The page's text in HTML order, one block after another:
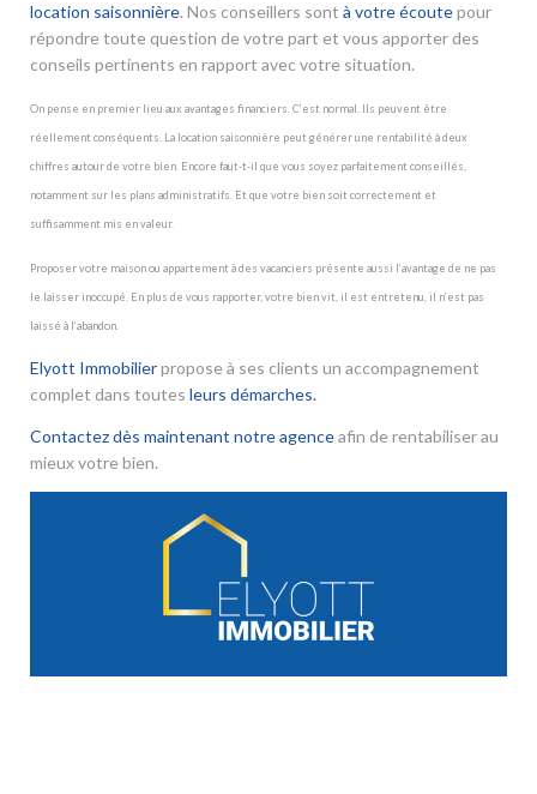
location saisonnière. Nos conseillers sont à votre écoutepour
répondre toute question de votre part et vous apporter des
conseils pertinents en rapport avec votre situation.
On pense en premier lieu aux avantages financiers. C’est normal. Ils peuvent être
réellement conséquents. La location saisonnière peut générer une rentabilité à deux
chiffres autour de votre bien. Encore faut-t-il que vous soyez parfaitement conseillés,
notamment sur les plans administratifs. Et que votre bien soit correctement et
suffisamment mis en valeur.
Proposer votre maison ou appartement à des vacanciers présente aussi l’avantage de ne pas
le laisser inoccupé. En plus de vous rapporter, votre bien vit, il est entretenu, il n’est pas
laissé à l’abandon.
Elyott Immobilierpropose à ses clients un accompagnement
complet dans toutes leurs démarches.
Contactez dès maintenant notre agenceafin de rentabiliser au
mieux votre bien.